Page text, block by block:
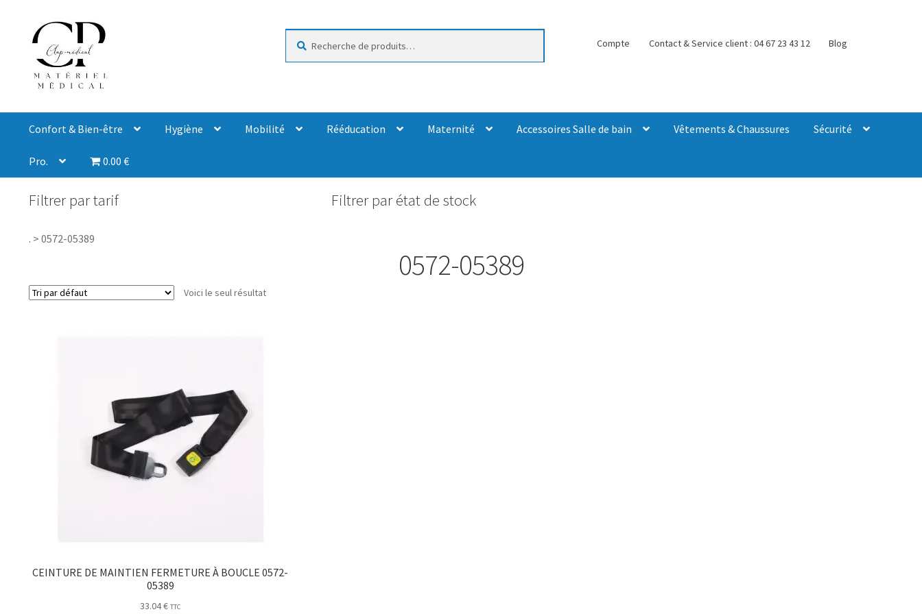
Compte Contact & Service client : 04 67 23 43 12 Blog
Confort & Bien-être Hygiène Mobilité Rééducation Maternité Accessoires Salle de bain Vêtements & Chaussures Sécurité
Pro. 0.00 €
Filtrer par tarif Filtrer par état de stock
. > 0572-05389
0572-05389
Voici le seul résultat
CEINTURE DE MAINTIEN FERMETURE À BOUCLE 0572-
05389
33.04€ TTC